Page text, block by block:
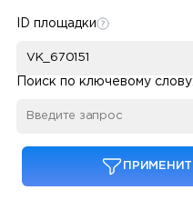
ID площадки
Поиск по ключевому слову: